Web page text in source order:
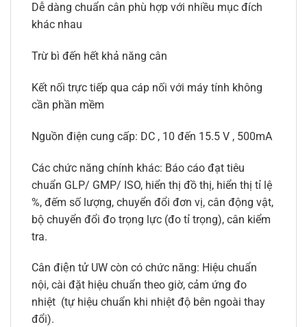
Dễ dàng chuẩn cân phù hợp với nhiều mục đích
khác nhau
Trừ bì đến hết khả năng cân
Kết nối trực tiếp qua cáp nối với máy tính không
cần phần mềm
Nguồn điện cung cấp: DC , 10 đến 15.5 V , 500mA
Các chức năng chính khác: Báo cáo đạt tiêu
chuẩn GLP/ GMP/ ISO, hiển thị đồ thị, hiển thị tỉ lệ
%, đếm số lượng, chuyển đổi đơn vị, cân động vật,
bộ chuyển đổi đo trọng lực (đo tỉ trọng), cân kiểm
tra.
Cân điện tử UW còn có chức năng: Hiệu chuẩn
nội, cài đặt hiệu chuẩn theo giờ, cảm ứng đo
nhiệt (tự hiệu chuẩn khi nhiệt độ bên ngoài thay
đổi).